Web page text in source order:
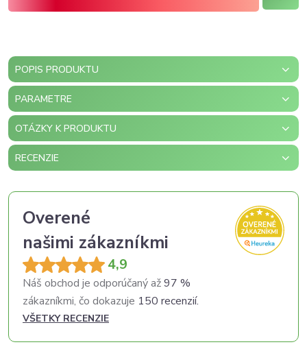
POPIS PRODUKTU
PARAMETRE
OTÁZKY K PRODUKTU
RECENZIE
Overené
našimi zákazníkmi
4,9
Náš obchod je odporúčaný až97 %
zákazníkmi, čo dokazuje 150 recenzií.
VŠETKY RECENZIE